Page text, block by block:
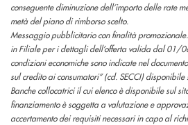
conseguente diminuzione dell’importo delle rate
metà del piano di rimborso scelto.
Messaggio pubblicitario con finalità
in Filiale per i dettagli dell’offerta valida dal
condizioni economiche sono indicate nel
sul credito ai consumatori” (cd. SECCI) disponibile
Banche collocatrici il cui elenco è disponibile sul
finanziamento è soggetta a valutazione e
accertamento dei requisiti necessari in capo al